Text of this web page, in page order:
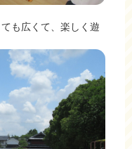
も広くて、楽しく遊